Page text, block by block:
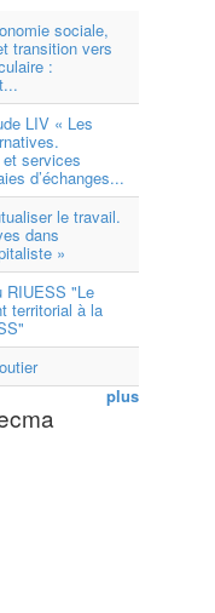
sociale,
transition vers
:
LIV « Les
services
d’échanges...
le travail.
dans
»
RIUESS "Le
territorial à la
plus